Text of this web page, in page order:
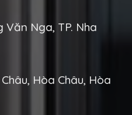
Văn Nga, TP. Nha
Hòa Châu, Hòa